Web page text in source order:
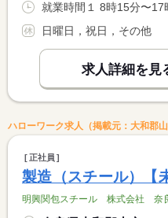
就業時間１ 8時15分〜17
日曜日，祝日，その他
求人詳細を見
ハローワーク求人（掲載元：大和郡山
正社員
製造（スチール）【
明興関包スチール 株式会社 奈